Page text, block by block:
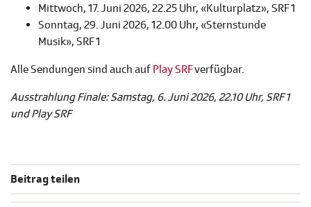
Mittwoch, 17. Juni 2026, 22.25 Uhr, «Kulturplatz», SRF 1
Sonntag, 29. Juni 2026, 12.00 Uhr, «Sternstunde
Musik», SRF 1
Alle Sendungen sind auch auf Play SRFverfügbar.
Ausstrahlung Finale: Samstag, 6. Juni 2026, 22.10 Uhr, SRF 1
und Play SRF
Beitrag teilen